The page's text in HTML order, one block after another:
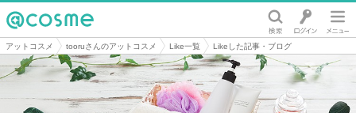
@cosme
アットコスメ tooruさんのアットコスメ Like一覧 Likeした記事・ブログ